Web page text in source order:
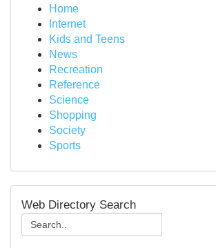
Home
Internet
Kids and Teens
News
Recreation
Reference
Science
Shopping
Society
Sports
Web Directory Search